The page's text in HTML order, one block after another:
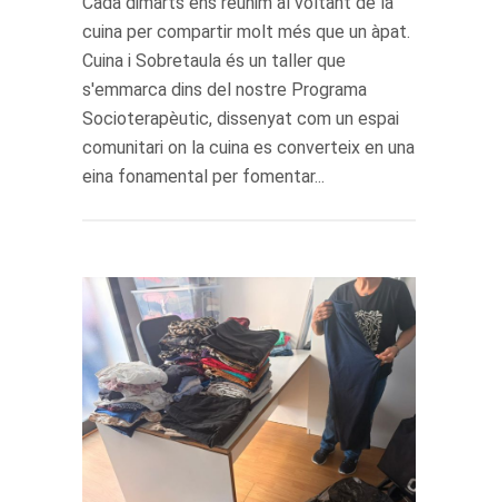
cuina per compartir molt més que un àpat.
Cuina i Sobretaula és un taller que
s'emmarca dins del nostre Programa
Socioterapèutic, dissenyat com un espai
comunitari on la cuina es converteix en una
eina fonamental per fomentar...